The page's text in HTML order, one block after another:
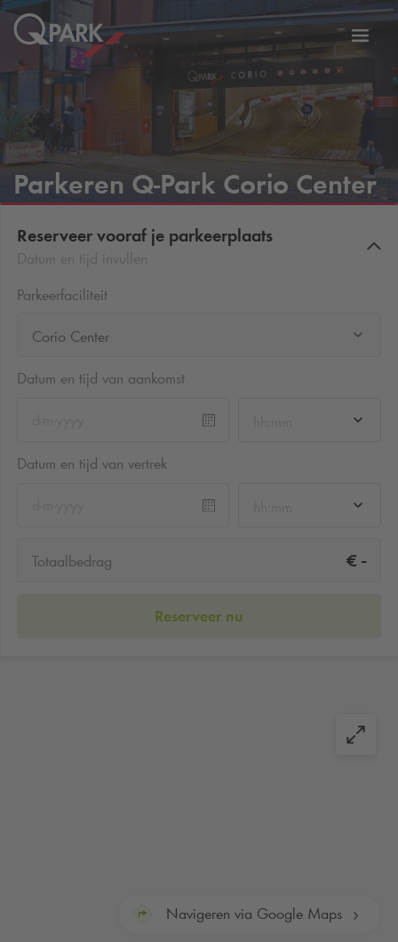
Parkeren Q-Park Corio Center
Reserveer vooraf je parkeerplaats
Parkeerfaciliteit
Corio Center
Datum en tijd van aankomst
Datum en tijd van vertrek
Totaalbedrag € -
Reserveer nu
Navigeren via Google Maps